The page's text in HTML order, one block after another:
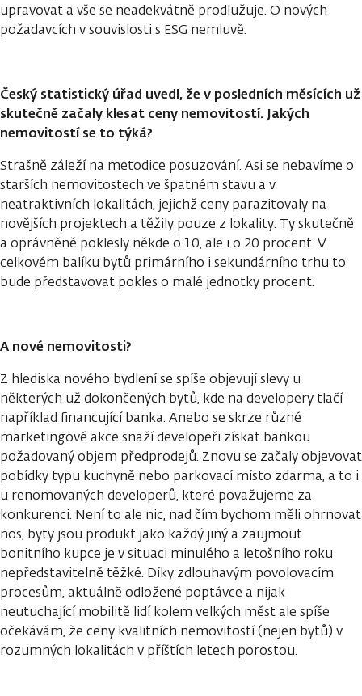
upravovat a vše se neadekvátně prodlužuje. O nových
požadavcích v souvislosti s ESG nemluvě.
Český statistický úřad uvedl, že v posledních měsících už
skutečně začaly klesat ceny nemovitostí. Jakých
nemovitostí se to týká?
Strašně záleží na metodice posuzování. Asi se nebavíme o
starších nemovitostech ve špatném stavu a v
neatraktivních lokalitách, jejichž ceny parazitovaly na
novějších projektech a těžily pouze z lokality. Ty skutečně
a oprávněně poklesly někde o 10, ale i o 20 procent. V
celkovém balíku bytů primárního i sekundárního trhu to
bude představovat pokles o malé jednotky procent.
A nové nemovitosti?
Z hlediska nového bydlení se spíše objevují slevy u
některých už dokončených bytů, kde na developery tlačí
například financující banka. Anebo se skrze různé
marketingové akce snaží developeři získat bankou
požadovaný objem předprodejů. Znovu se začaly objevovat
pobídky typu kuchyně nebo parkovací místo zdarma, a to i
u renomovaných developerů, které považujeme za
konkurenci. Není to ale nic, nad čím bychom měli ohrnovat
nos, byty jsou produkt jako každý jiný a zaujmout
bonitního kupce je v situaci minulého a letošního roku
nepředstavitelně těžké. Díky zdlouhavým povolovacím
procesům, aktuálně odložené poptávce a nijak
neutuchající mobilitě lidí kolem velkých měst ale spíše
očekávám, že ceny kvalitních nemovitostí (nejen bytů) v
rozumných lokalitách v příštích letech porostou.